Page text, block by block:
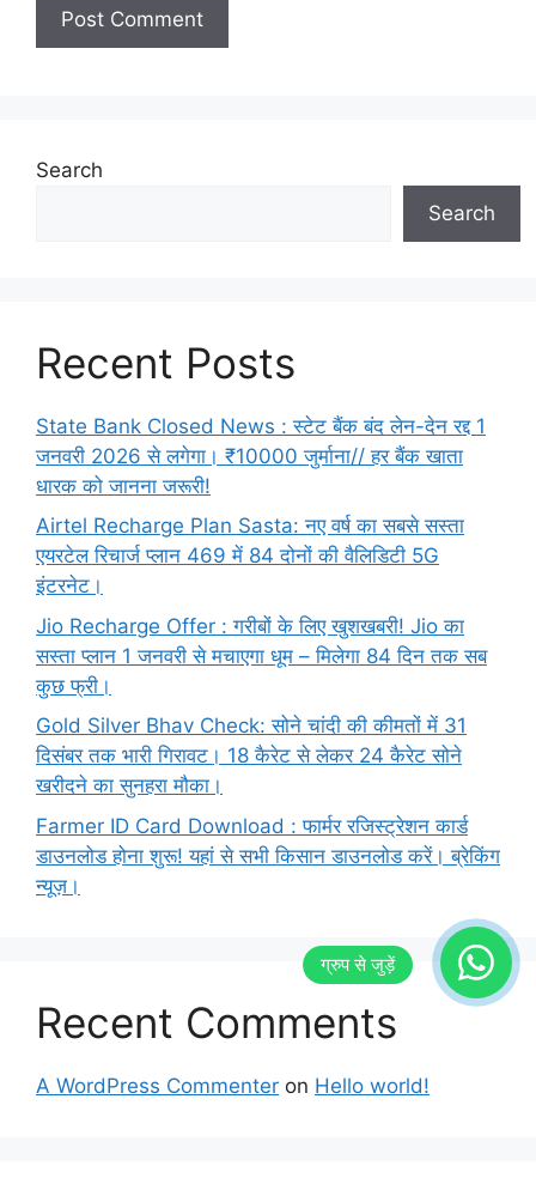
Search
Search
Recent Posts
State Bank Closed News : स्टेट बैंक बंद लेन-देन रद्द 1
जनवरी 2026 से लगेगा। ₹10000 जुर्माना// हर बैंक खाता
धारक को जानना जरूरी!
Airtel Recharge Plan Sasta: नए वर्ष का सबसे सस्ता
एयरटेल रिचार्ज प्लान 469 में 84 दोनों की वैलिडिटी 5G
इंटरनेट।
Jio Recharge Offer : गरीबों के लिए खुशखबरी! Jio का
सस्ता प्लान 1 जनवरी से मचाएगा धूम – मिलेगा 84 दिन तक सब
कुछ फ्री।
Gold Silver Bhav Check: सोने चांदी की कीमतों में 31
दिसंबर तक भारी गिरावट। 18 कैरेट से लेकर 24 कैरेट सोने
खरीदने का सुनहरा मौका।
Farmer ID Card Download : फार्मर रजिस्ट्रेशन कार्ड
डाउनलोड होना शुरू! यहां से सभी किसान डाउनलोड करें। ब्रेकिंग
न्यूज़।
Recent Comments
A WordPress Commenter on Hello world!